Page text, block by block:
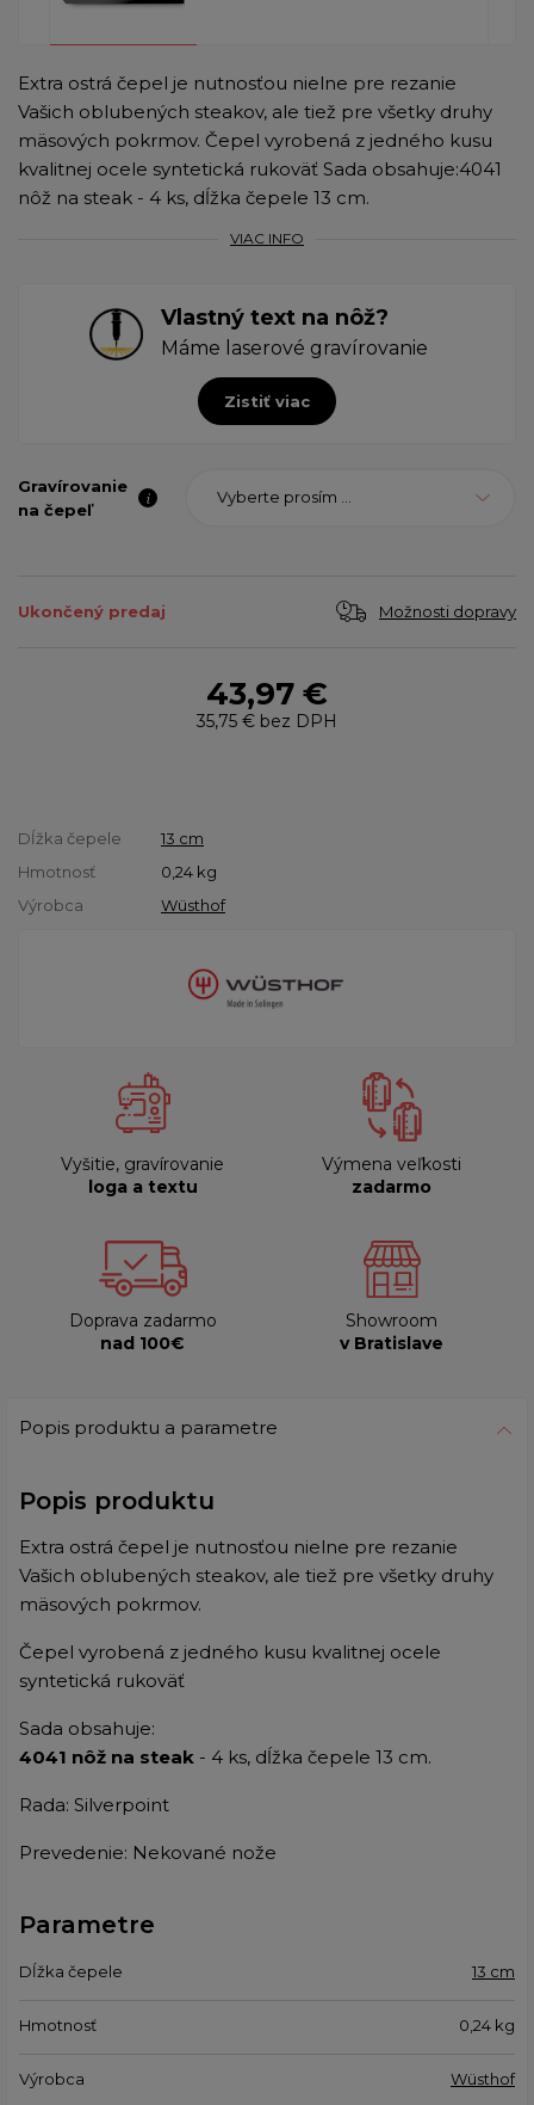
Extra ostrá čepel je nutnosťou nielne pre rezanie
Vašich oblubených steakov, ale tiež pre všetky druhy
mäsových pokrmov. Čepel vyrobená z jedného kusu
kvalitnej ocele syntetická rukoväť Sada obsahuje: ​4041
nôž na steak - 4 ks, dĺžka čepele 13 cm.
VIAC INFO
Vlastný text na nôž?
Máme laserové gravírovanie
Zistiť viac
Gravírovanie
na čepeľ
Vyberte prosím ...
Ukončený predaj Možnosti dopravy
43,97 €
35,75 € bez DPH
Dĺžka čepele
13 cm
Hmotnosť
0,24 kg
Výrobca
Wüsthof
Vyšitie, gravírovanie
loga a textu
Výmena veľkosti
zadarmo
Doprava zadarmo
nad 100€
Showroom
v Bratislave
Popis produktu a parametre
Popis produktu
Extra ostrá čepel je nutnosťou nielne pre rezanie
Vašich oblubených steakov, ale tiež pre všetky druhy
mäsových pokrmov.
Čepel vyrobená z jedného kusu kvalitnej ocele
syntetická rukoväť
Sada obsahuje:
4041 nôž na steak - 4 ks, dĺžka čepele 13 cm.
Rada: Silverpoint
Prevedenie: Nekované nože
Parametre
Dĺžka čepele 13 cm
Hmotnosť 0,24 kg
Výrobca Wüsthof